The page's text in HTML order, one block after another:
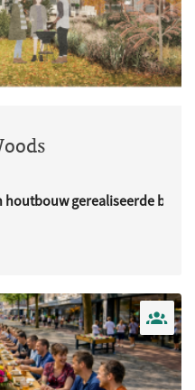
gerealiseerde buurt